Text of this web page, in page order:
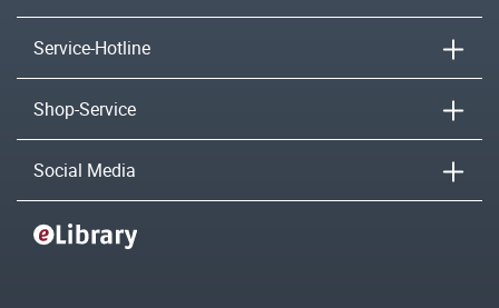
Service-Hotline
Shop-Service
Social Media